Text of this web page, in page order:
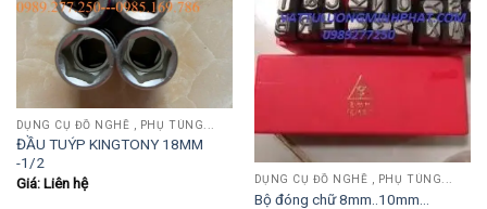
DỤNG CỤ ĐỒ NGHỀ , PHỤ TÙNG...
ĐẦU TUÝP KINGTONY 18MM
-1/2
Giá: Liên hệ
DỤNG CỤ ĐỒ NGHỀ , PHỤ TÙNG...
Bộ đóng chữ 8mm..10mm…